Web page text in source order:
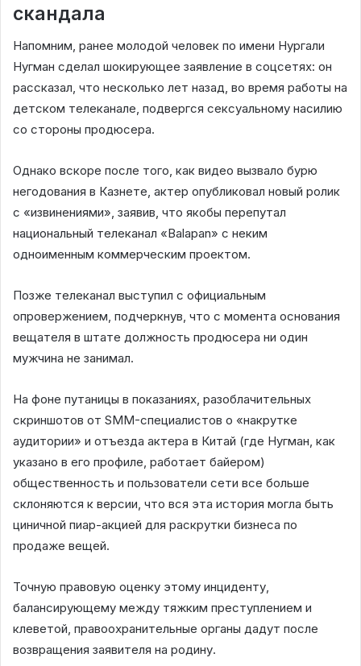
скандала
Напомним, ранее молодой человек по имени Нургали
Нугман сделал шокирующее заявление в соцсетях: он
рассказал, что несколько лет назад, во время работы на
детском телеканале, подвергся сексуальному насилию
со стороны продюсера.
Однако вскоре после того, как видео вызвало бурю
негодования в Казнете, актер опубликовал новый ролик
с «извинениями», заявив, что якобы перепутал
национальный телеканал «Balapan» с неким
одноименным коммерческим проектом.
Позже телеканал выступил с официальным
опровержением, подчеркнув, что с момента основания
вещателя в штате должность продюсера ни один
мужчина не занимал.
На фоне путаницы в показаниях, разоблачительных
скриншотов от SMM-специалистов о «накрутке
аудитории» и отъезда актера в Китай (где Нугман, как
указано в его профиле, работает байером)
общественность и пользователи сети все больше
склоняются к версии, что вся эта история могла быть
циничной пиар-акцией для раскрутки бизнеса по
продаже вещей.
Точную правовую оценку этому инциденту,
балансирующему между тяжким преступлением и
клеветой, правоохранительные органы дадут после
возвращения заявителя на родину.